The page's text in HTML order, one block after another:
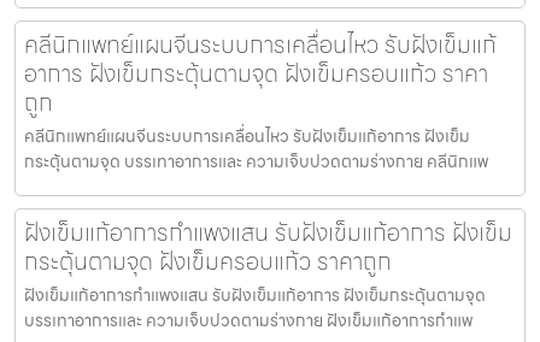
คลีนิกแพทย์แผนจีนระบบการเคลื่อนไหว รับฝังเข็มแก้
อาการ ฝังเข็มกระตุ้นตามจุด ฝังเข็มครอบแก้ว ราคา
ถูก
คลีนิกแพทย์แผนจีนระบบการเคลื่อนไหว รับฝังเข็มแก้อาการ ฝังเข็ม
กระตุ้นตามจุด บรรเทาอาการและ ความเจ็บปวดตามร่างกาย คลีนิกแพ
ฝังเข็มแก้อาการกำแพงแสน รับฝังเข็มแก้อาการ ฝังเข็ม
กระตุ้นตามจุด ฝังเข็มครอบแก้ว ราคาถูก
ฝังเข็มแก้อาการกำแพงแสน รับฝังเข็มแก้อาการ ฝังเข็มกระตุ้นตามจุด
บรรเทาอาการและ ความเจ็บปวดตามร่างกาย ฝังเข็มแก้อาการกำแพ